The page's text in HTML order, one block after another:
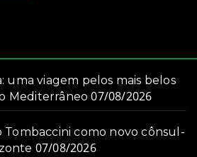
uma viagem pelos mais belos
Mediterrâneo 07/08/2026
Tombaccini como novo cônsul-
07/08/2026